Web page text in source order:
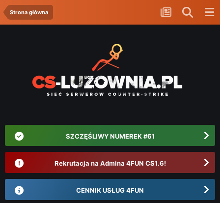
Strona główna
SZCZĘŚLIWY NUMEREK #61
Rekrutacja na Admina 4FUN CS1.6!
CENNIK USŁUG 4FUN